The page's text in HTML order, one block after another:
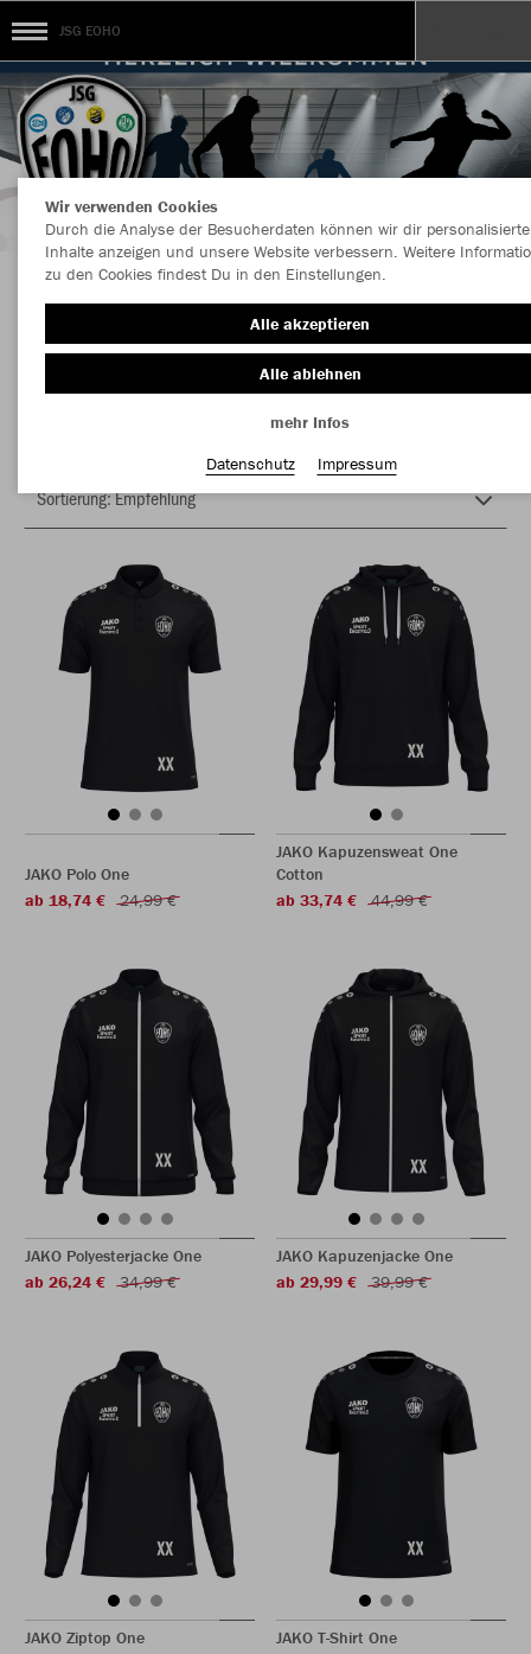
JSG EOHO
Herzlich Willkommen im Teamshop JSG EOHO
Farbe
JAKO Polo One
ab 18,74 €
24,99 €
JAKO Kapuzensweat One
Cotton
ab 33,74 €
44,99 €
JAKO Polyesterjacke One
ab 26,24 €
34,99 €
JAKO Kapuzenjacke One
ab 29,99 €
39,99 €
JAKO Ziptop One
JAKO T-Shirt One
Wir verwenden Cookies
Durch die Analyse der Besucherdaten können wir dir personalisierte
Inhalte anzeigen und unsere Website verbessern. Weitere
zu den Cookies findest Du in den Einstellungen.
Alle akzeptieren
Alle ablehnen
mehr Infos
Datenschutz
Impressum